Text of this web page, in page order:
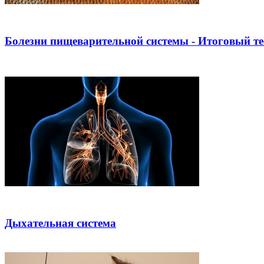
Болезни пищеварительной системы - Итоговый
Дыхательная система